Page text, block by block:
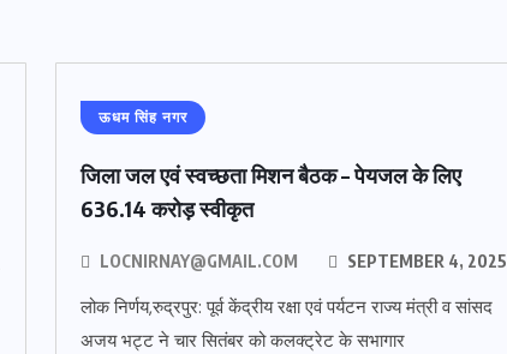
ऊधम सिंह नगर
जिला जल एवं स्वच्छता मिशन बैठक – पेयजल के लिए
636.14 करोड़ स्वीकृत
LOCNIRNAY@GMAIL.COM SEPTEMBER 4, 2025
लोक निर्णय,रुद्रपुर: पूर्व केंद्रीय रक्षा एवं पर्यटन राज्य मंत्री व सांसद
अजय भट्ट ने चार सितंबर को कलक्ट्रेट के सभागार